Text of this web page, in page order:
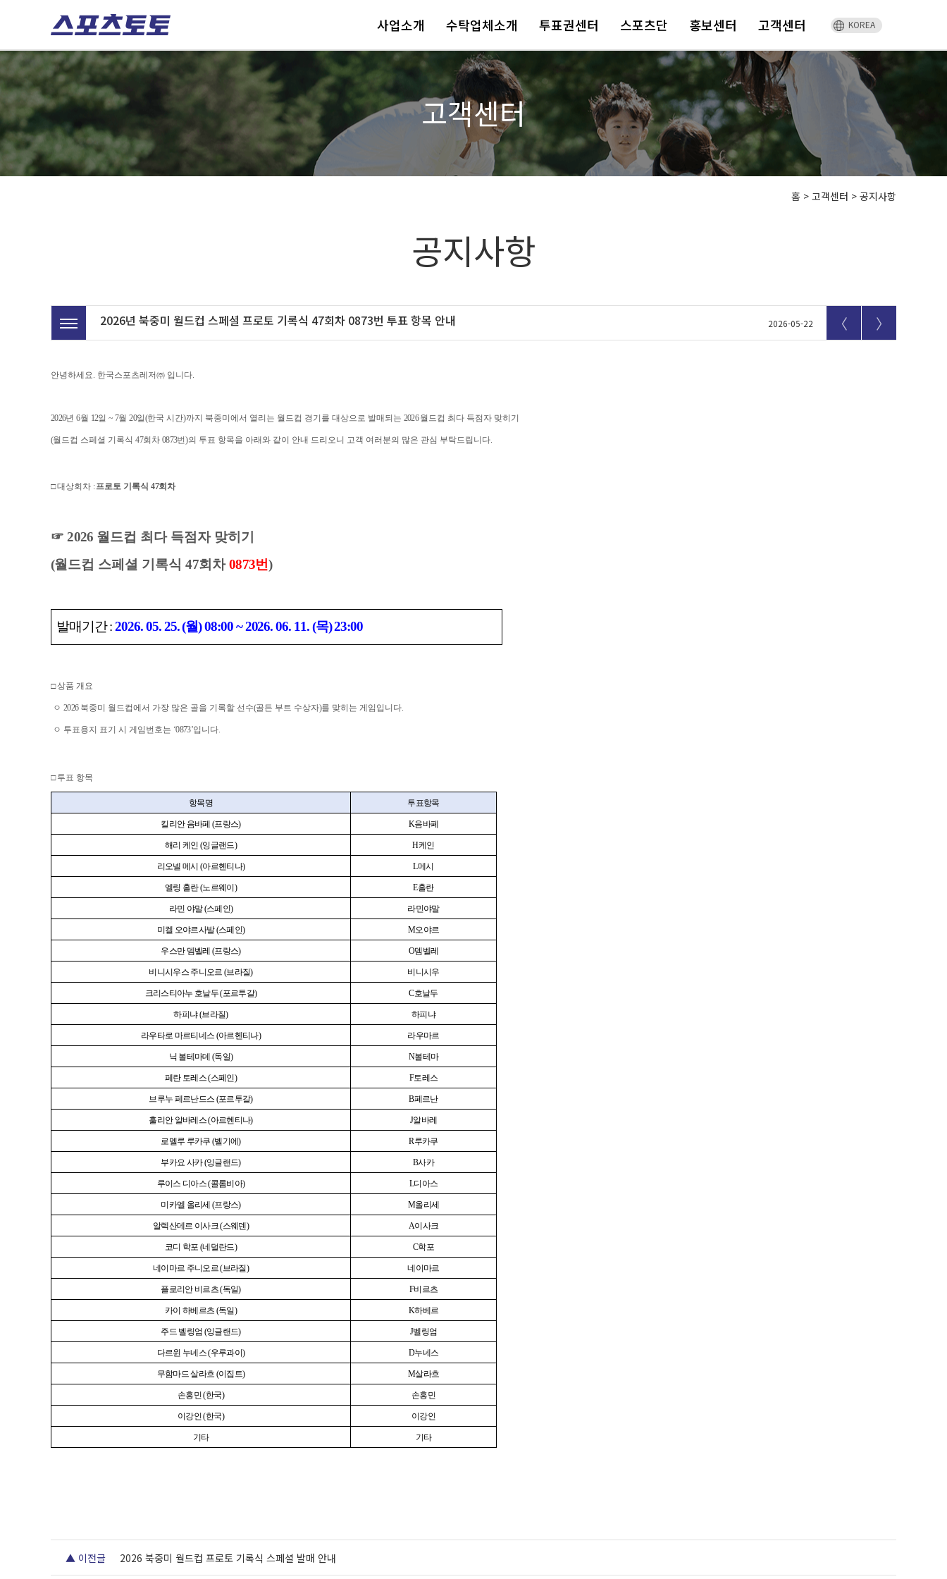
사업소개 수탁업체소개 투표권센터 스포츠단 홍보센터 고객센터 KOREA
고객센터
홈 > 고객센터 > 공지사항
공지사항
2026년 북중미 월드컵 스페셜 프로토 기록식 47회차 0873번 투표 항목 안내 〉
〈
2026-05-22
안녕하세요. 한국스포츠레저㈜ 입니다.
2026년6월 12일~ 7월20일(한국 시간)까지 북중미에서 열리는 월드컵 경기를 대상으로 발매되는 2026월드컵 최다 득점자 맞히기
(월드컵 스페셜 기록식47회차0873번)의 투표 항목을 아래와 같이 안내 드리오니 고객 여러분의 많은 관심 부탁드립니다.
□대상회차 :프로토 기록식47회차
☞ 2026 월드컵 최다 득점자 맞히기
(월드컵 스페셜 기록식47회차0873번)
발매기간:2026. 05. 25. (월) 08:00 ~ 2026. 06. 11. (목) 23:00
□상품 개요
ㅇ 2026 북중미 월드컵에서 가장 많은 골을 기록할 선수(골든 부트 수상자)를 맞히는 게임입니다.
ㅇ 투표용지 표기 시 게임번호는 ‘0873’입니다.
□투표 항목
항목명 투표항목
킬리안 음바페 (프랑스) K음바페
해리 케인 (잉글랜드) H케인
리오넬 메시 (아르헨티나) L메시
엘링 홀란(노르웨이 ) E홀란
라민 야말(스페인) 라민야말
미켈 오야르사발(스페인) M오야르
우스만 뎀벨레 (프랑스) O뎀벨레
비니시우스 주니오르 (브라질) 비니시우
크리스티아누 호날두(포르투갈) C호날두
하피냐(브라질) 하피냐
라우타로 마르티네스 (아르헨티나) 라우마르
닉 볼테마데 (독일) N볼테마
페란 토레스(스페인) F토레스
브루누 페르난드스 (포르투갈) B페르난
훌리안 알바레스(아르헨티나) J알바레
로멜루 루카쿠 (벨기에) R루카쿠
부카요 사카(잉글랜드) B사카
루이스 디아스(콜롬비아) L디아스
미카엘 올리세 (프랑스) M올리세
알렉산데르 이사크(스웨덴) A이사크
코디 학포 (네덜란드) C학포
네이마르 주니오르(브라질) 네이마르
플로리안 비르츠(독일) F비르츠
카이 하베르츠 (독일) K하베르
주드 벨링엄 (잉글랜드) J벨링엄
다르윈 누네스(우루과이 ) D누네스
무함마드 살라흐 (이집트) M살라흐
손흥민(한국) 손흥민
이강인(한국) 이강인
기타 기타
▲ 이전글 2026 북중미 월드컵 프로토 기록식 스페셜 발매 안내